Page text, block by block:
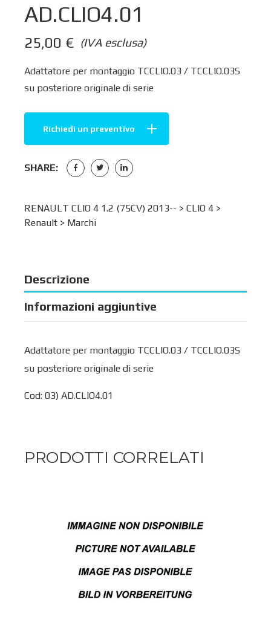
AD.CLIO4.01
(IVA esclusa)
25,00 €
Adattatore per montaggio TCCLIO.03 / TCCLIO.03S
su posteriore originale di serie
Richiedi un preventivo
SHARE:
RENAULT CLIO 4 1.2 (75CV) 2013-- > CLIO 4 >
Renault > Marchi
Descrizione
Informazioni aggiuntive
Adattatore per montaggio TCCLIO.03 / TCCLIO.03S
su posteriore originale di serie
Cod: 03) AD.CLIO4.01
PRODOTTI CORRELATI